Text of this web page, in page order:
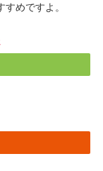
めですよ。